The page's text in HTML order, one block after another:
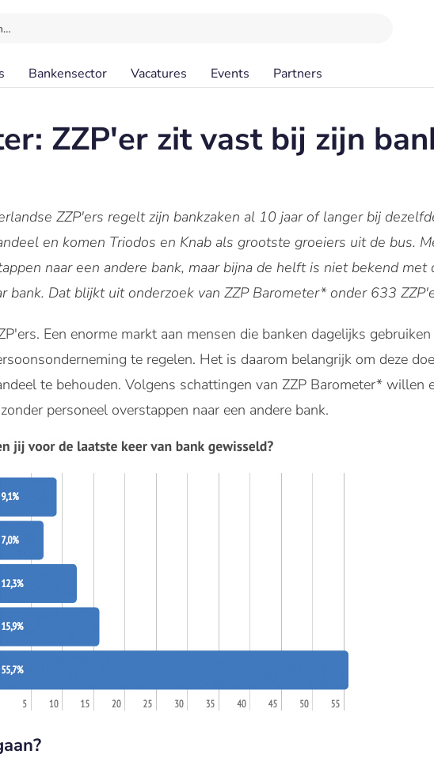
Bankensector Vacatures Events Partners
ZZP'er zit vast bij zijn
ZZP'ers regelt zijn bankzaken al 10 jaar of langer bij
en komen Triodos en Knab als grootste groeiers uit de bus.
naar een andere bank, maar bijna de helft is niet bekend met
bank. Dat blijkt uit onderzoek van ZZP Barometer* onder 633
Een enorme markt aan mensen die banken dagelijks
te regelen. Het is daarom belangrijk om deze
te behouden. Volgens schattingen van ZZP Barometer* willen
personeel overstappen naar een andere bank.